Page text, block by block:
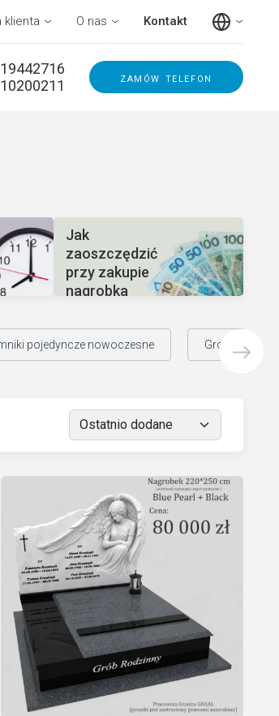
klienta O nas Kontakt
zamów telefon
Jak
zaoszczędzić
przy zakupie
nagrobka
pojedyncze nowoczesne Grobowce